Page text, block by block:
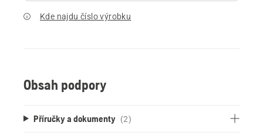
Kde najdu číslo výrobku
Obsah podpory
Příručky a dokumenty (2)